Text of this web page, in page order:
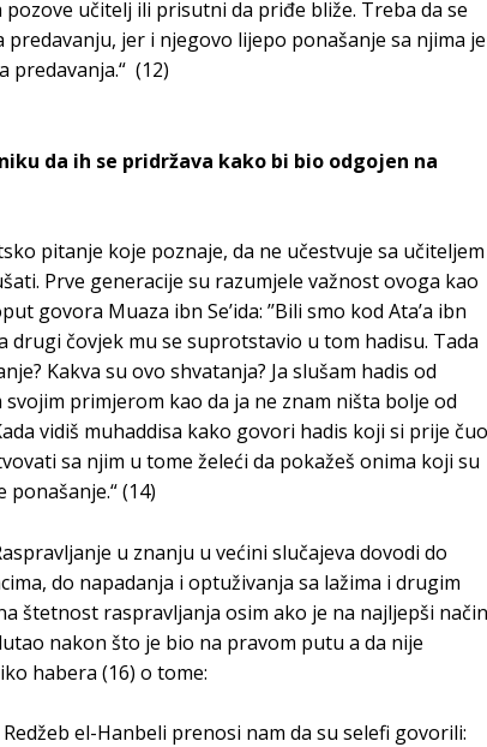
učitelj ili prisutni da priđe bliže. Treba da se
jer i njegovo lijepo ponašanje sa njima je
predavanja.“ (12)
da ih se pridržava kako bi bio odgojen na
pitanje koje poznaje, da ne učestvuje sa učiteljem
Prve generacije su razumjele važnost ovoga kao
govora Muaza ibn Se’ida: ’’Bili smo kod Ata’a ibn
drugi čovjek mu se suprotstavio u tom hadisu. Tada
Kakva su ovo shvatanja? Ja slušam hadis od
primjerom kao da ja ne znam ništa bolje od
vidiš muhaddisa kako govori hadis koji si prije
sa njim u tome želeći da pokažeš onima koji su
(14)
u znanju u većini slučajeva dovodi do
do napadanja i optuživanja sa lažima i drugim
štetnost raspravljanja osim ako je na najljepši
nakon što je bio na pravom putu a da nije
habera (16) o tome:
el-Hanbeli prenosi nam da su selefi govorili: